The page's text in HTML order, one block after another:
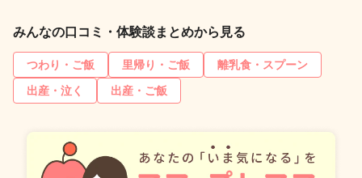
みんなの口コミ・体験談まとめから見る
つわり・ご飯 里帰り・ご飯
離乳食・スプーン
出産・泣く
出産・ご飯